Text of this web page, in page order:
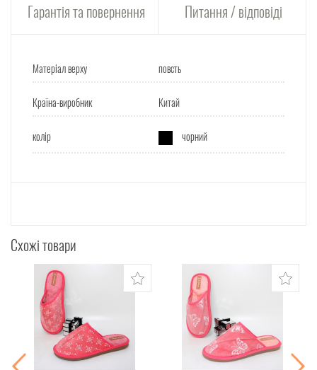
Гарантія та повернення Питання / відповіді
Матеріал верху повсть
Країна-виробник Китай
колір чорний
Схожі товари